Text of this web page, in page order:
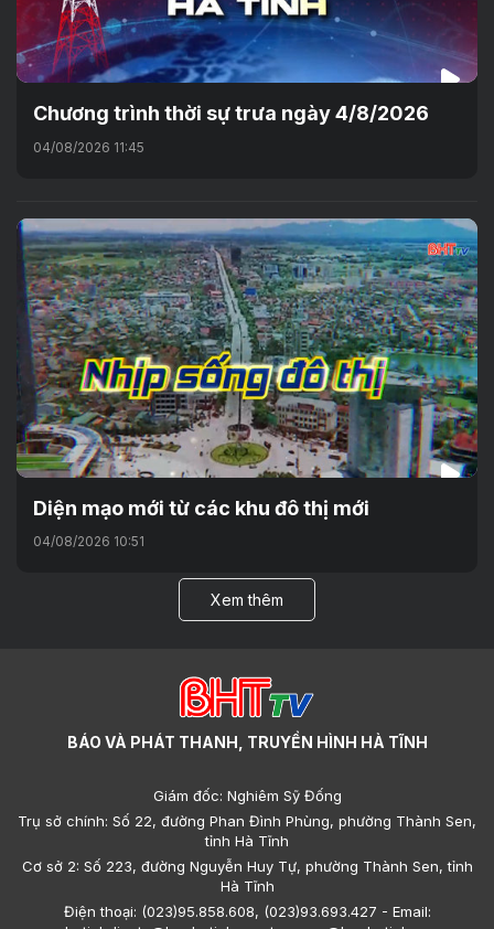
Chương trình thời sự trưa ngày 4/8/2026
04/08/2026 11:45
Diện mạo mới từ các khu đô thị mới
04/08/2026 10:51
Xem thêm
BÁO VÀ PHÁT THANH, TRUYỀN HÌNH HÀ TĨNH
Giám đốc: Nghiêm Sỹ Đống
Trụ sở chính: Số 22, đường Phan Đình Phùng, phường Thành Sen,
tỉnh Hà Tĩnh
Cơ sở 2: Số 223, đường Nguyễn Huy Tự, phường Thành Sen, tỉnh
Hà Tĩnh
Điện thoại: (023)95.858.608, (023)93.693.427 - Email: